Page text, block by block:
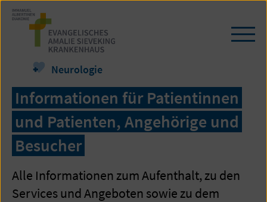
Zum
Seiteninhalt
springen
Neurologie
Informationen für Patientinnen
und Patienten, Angehörige und
Besucher
Alle Informationen zum Aufenthalt, zu den
Services und Angeboten sowie zu dem